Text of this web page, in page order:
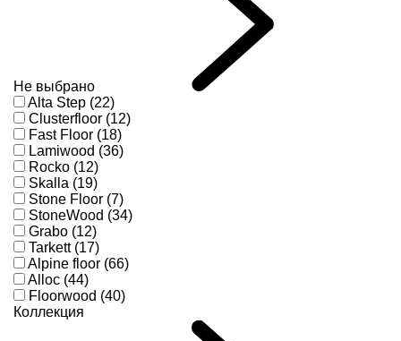
Не выбрано
Alta Step (22)
Clusterfloor (12)
Fast Floor (18)
Lamiwood (36)
Rocko (12)
Skalla (19)
Stone Floor (7)
StoneWood (34)
Grabo (12)
Tarkett (17)
Alpine floor (66)
Alloc (44)
Floorwood (40)
Коллекция